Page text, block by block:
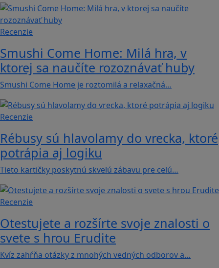
Recenzie
Smushi Come Home: Milá hra, v
ktorej sa naučíte rozoznávať huby
Smushi Come Home je roztomilá a relaxačná…
Recenzie
Rébusy sú hlavolamy do vrecka, ktoré
potrápia aj logiku
Tieto kartičky poskytnú skvelú zábavu pre celú…
Recenzie
Otestujete a rozšírte svoje znalosti o
svete s hrou Erudite
Kvíz zahŕňa otázky z mnohých vedných odborov a…